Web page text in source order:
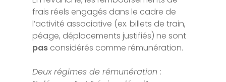
frais réels engagés dans le cadre de
l’activité associative (ex. billets de train,
péage, déplacements justifiés) ne sont
pas considérés comme rémunération.
Deux régimes de rémunération :